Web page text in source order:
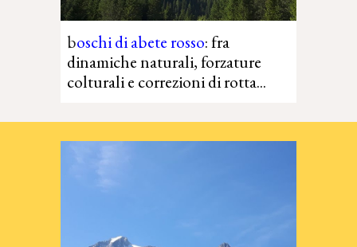
boschi di abete rosso: fra
dinamiche naturali, forzature
colturali e correzioni di rotta...